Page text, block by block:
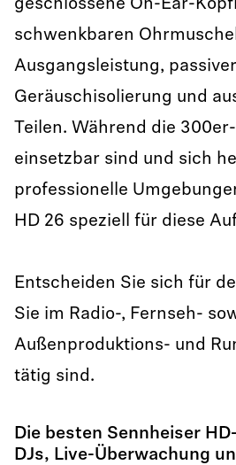
geschlossene On-Ear-
schwenkbaren
Ausgangsleistung, passiver
Geräuschisolierung und
Teilen. Während die
einsetzbar sind und sich
professionelle
HD 26 speziell für diese
Entscheiden Sie sich für
Sie im Radio-, Fernseh-
Außenproduktions- und
tätig sind.
Die besten Sennheiser
DJs, Live-Überwachung